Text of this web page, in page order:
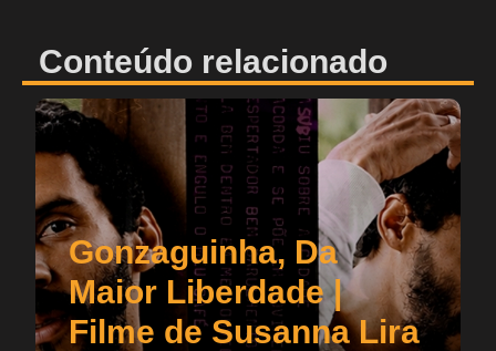
Conteúdo relacionado
Gonzaguinha, Da
Maior Liberdade |
Filme de Susanna Lira